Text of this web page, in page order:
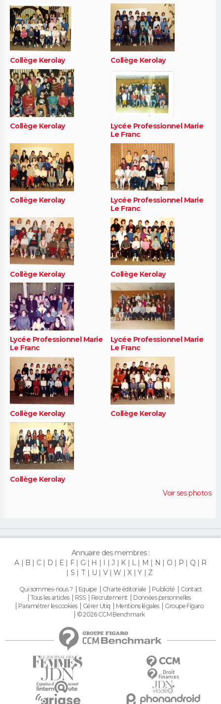
Collège Kerolay Collège Kerolay
Collège Kerolay
Lycée Professionnel Marie
Le Franc
Collège Kerolay
Lycée Professionnel Marie
Le Franc
Collège Kerolay Collège Kerolay
Lycée Professionnel Marie
Le Franc
Lycée Professionnel Marie
Le Franc
Collège Kerolay Collège Kerolay
Collège Kerolay
Voir ses photos
Annuaire des membres :
A
B C D E F G H J K L M N O P Q
R
S
T U V W X Y Z
Qui sommes-nous ? Equipe Charte éditoriale Publicité
Contact
Tous les articles
RSS Recrutement
Données personnelles
Paramétrer les cookies
Gérer Utiq Mentions légales
Groupe Figaro
© 2026 CCM Benchmark